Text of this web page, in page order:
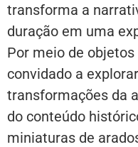
transforma a
duração em uma
Por meio de
convidado a
transformações da
do conteúdo
miniaturas de